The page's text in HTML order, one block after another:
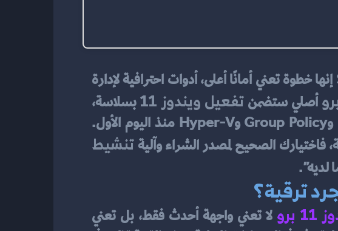
أصلي ستضمن تفعيل ويندوز 11
الصحيح لمصدر الشراء وآلية
برو